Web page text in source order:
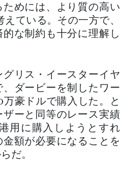
ためには、より質の高い
えている。その一方で、
な制約も十分に理解し
グリス・イースターイヤ
、ダービーを制したワー
万豪ドルで購入した。と
ザーと同等のレース実績
用に購入しようとすれ
金額が必要になることを
だ。